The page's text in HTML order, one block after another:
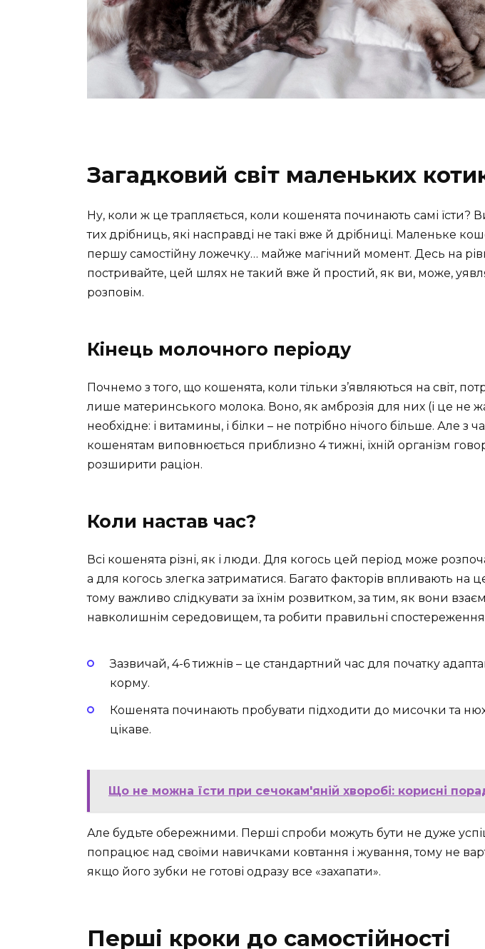
Загадковий світ маленьких
Ну, коли ж це трапляється, коли кошенята починають самі їсти?
тих дрібниць, які насправді не такі вже й дрібниці. Маленьке
першу самостійну ложечку… майже магічний момент. Десь на
постривайте, цей шлях не такий вже й простий, як ви, може,
розповім.
Кінець молочного періоду
Почнемо з того, що кошенята, коли тільки з’являються на світ,
лише материнського молока. Воно, як амброзія для них (і це не
необхідне: і витамины, і білки – не потрібно нічого більше. Але з
кошенятам виповнюється приблизно 4 тижні, їхній організм
розширити раціон.
Коли настав час?
Всі кошенята різні, як і люди. Для когось цей період може
а для когось злегка затриматися. Багато факторів впливають на
тому важливо слідкувати за їхнім розвитком, за тим, як вони
навколишнім середовищем, та робити правильні
Зазвичай, 4-6 тижнів – це стандартний час для початку
корму.
Кошенята починають пробувати підходити до мисочки та
цікаве.
Що не можна їсти при сечокам'яній хворобі: корисні
Але будьте обережними. Перші спроби можуть бути не дуже
попрацює над своїми навичками ковтання і жування, тому не
якщо його зубки не готові одразу все «захапати».
Перші кроки до самостійності